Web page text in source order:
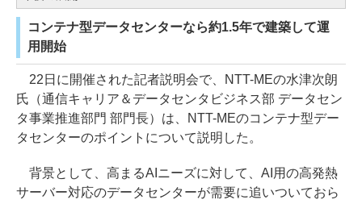
コンテナ型データセンターなら約1.5年で建築して運
用開始
22日に開催された記者説明会で、NTT-MEの水津次朗
氏（通信キャリア＆データセンタビジネス部 データセン
タ事業推進部門 部門長）は、NTT-MEのコンテナ型デー
タセンターのポイントについて説明した。
背景として、高まるAIニーズに対して、AI用の高発熱
サーバー対応のデータセンターが需要に追いついておら